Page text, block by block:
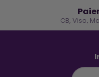
CB, Visa,